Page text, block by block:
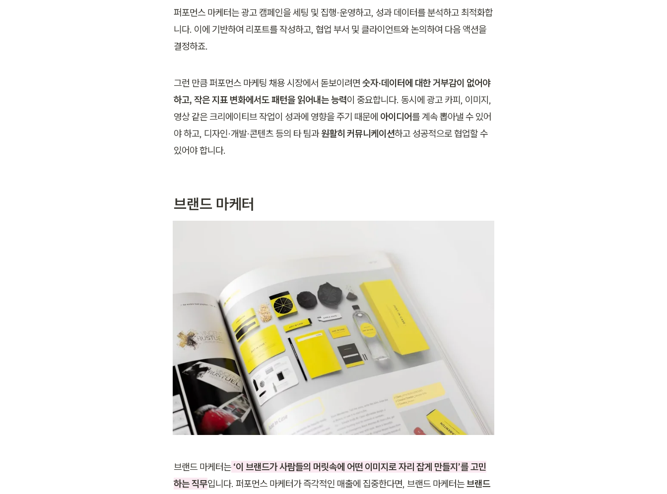
퍼포먼스 마케터는 광고 캠페인을 세팅 및 집행·운영하고, 성과 데이터를 분석하고 최적화합
니다. 이에 기반하여 리포트를 작성하고, 협업 부서 및 클라이언트와 논의하여 다음 액션을
결정하죠.
그런 만큼 퍼포먼스 마케팅 채용 시장에서 돋보이려면 숫자·데이터에 대한 거부감이 없어야
하고, 작은 지표 변화에서도 패턴을 읽어내는 능력이 중요합니다. 동시에 광고 카피, 이미지,
영상 같은 크리에이티브 작업이 성과에 영향을 주기 때문에 아이디어를 계속 뽑아낼 수 있어
야 하고, 디자인·개발·콘텐츠 등의 타 팀과 원활히 커뮤니케이션하고 성공적으로 협업할 수
있어야 합니다.
브랜드 마케터
브랜드 마케터는 ‘이 브랜드가 사람들의 머릿속에 어떤 이미지로 자리 잡게 만들지’를 고민
하는 직무입니다. 퍼포먼스 마케터가 즉각적인 매출에 집중한다면, 브랜드 마케터는 브랜드